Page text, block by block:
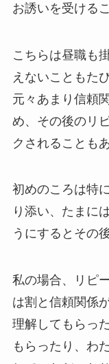
お誘いを受ける
こちらは昼職も
えないこともた
元々あまり信頼
め、その後のリ
クされることも
初めのころは特
り添い、たまに
うにするとその
私の場合、リピ
は割と信頼関係
理解してもらっ
もらったり、わ